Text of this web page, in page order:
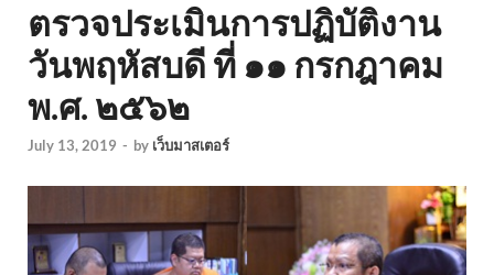
ตรวจประเมินการปฏิบัติงาน
วันพฤหัสบดี ที่ ๑๑ กรกฎาคม
พ.ศ. ๒๕๖๒
July 13, 2019 - by เว็บมาสเตอร์